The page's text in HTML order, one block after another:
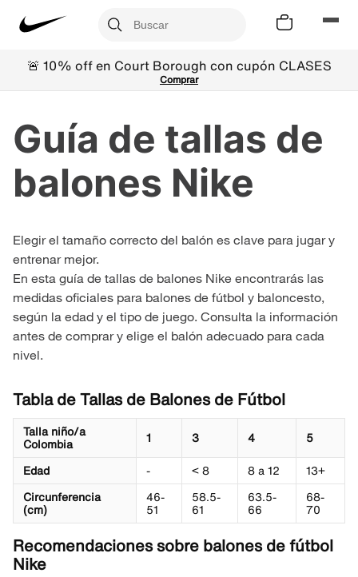
🚨 10% off en Court Borough con cupón CLASES
Comprar
Guía de tallas de
balones Nike
Elegir el tamaño correcto del balón es clave para jugar y
entrenar mejor.
En esta guía de tallas de balones Nike encontrarás las
medidas oficiales para balones de fútbol y baloncesto,
según la edad y el tipo de juego. Consulta la información
antes de comprar y elige el balón adecuado para cada
nivel.
Tabla de Tallas de Balones de Fútbol
Talla niño/a
Colombia 1 3 4
5
Edad
- < 8 8 a 12
13+
Circunferencia
(cm)
46-
51
58.5-
61
63.5-
66
68-
70
Recomendaciones sobre balones de fútbol
Nike